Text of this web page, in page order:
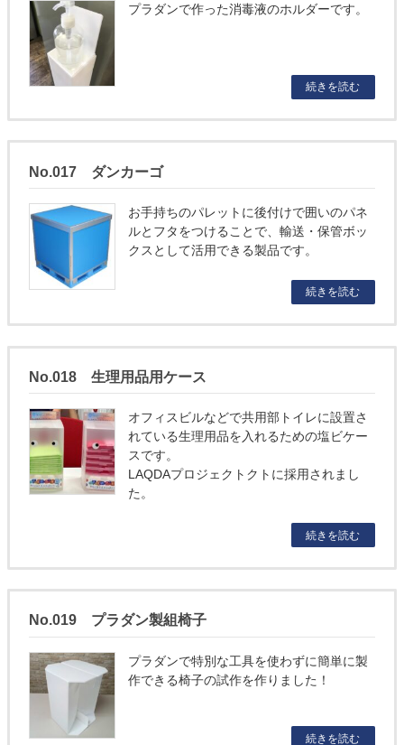
プラダンで作った消毒液のホルダーです。
続きを読む
No.017 ダンカーゴ
お手持ちのパレットに後付けで囲いのパネ
ルとフタをつけることで、輸送・保管ボッ
クスとして活用できる製品です。
続きを読む
No.018 生理用品用ケース
オフィスビルなどで共用部トイレに設置さ
れている生理用品を入れるための塩ビケー
スです。
LAQDAプロジェクトクトに採用されまし
た。
続きを読む
No.019 プラダン製組椅子
プラダンで特別な工具を使わずに簡単に製
作できる椅子の試作を作りました！
続きを読む